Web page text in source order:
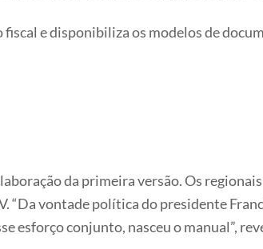
e disponibiliza os modelos de
da primeira versão. Os
“Da vontade política do presidente
esforço conjunto, nasceu o manual”,